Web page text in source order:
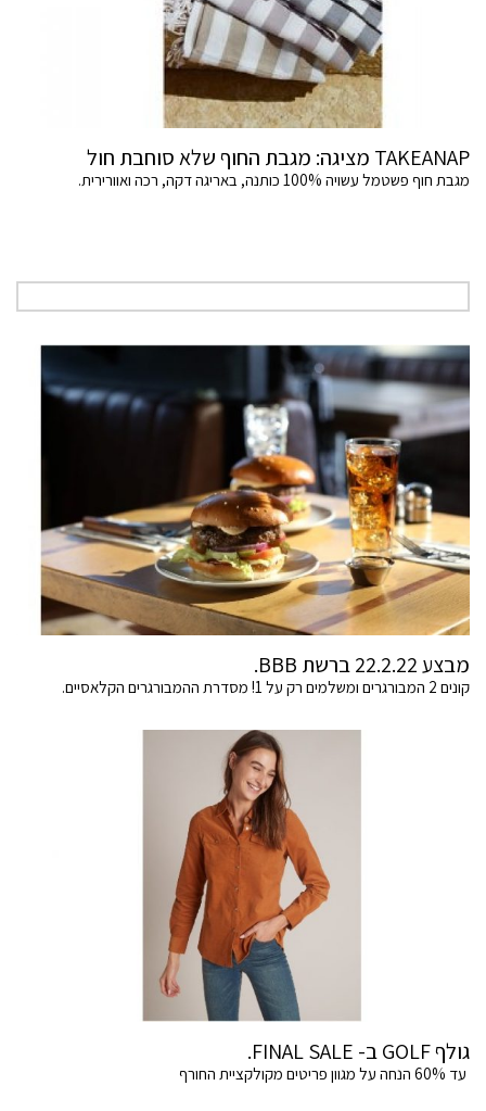
TAKEANAP מציגה: מגבת החוף שלא סוחבת חול
מגבת חוף פשטמל עשויה 100% כותנה, באריגה דקה, רכה ואוורירית.
מבצע 22.2.22 ברשת BBB.
קונים 2 המבורגרים ומשלמים רק על 1! מסדרת ההמבורגרים הקלאסיים.
גולף GOLF ב- FINAL SALE.
עד 60% הנחה על מגוון פריטים מקולקציית החורף